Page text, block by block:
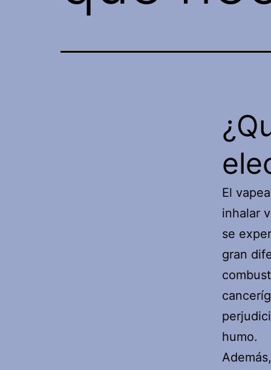
El
inhalar
se
gran
humo.